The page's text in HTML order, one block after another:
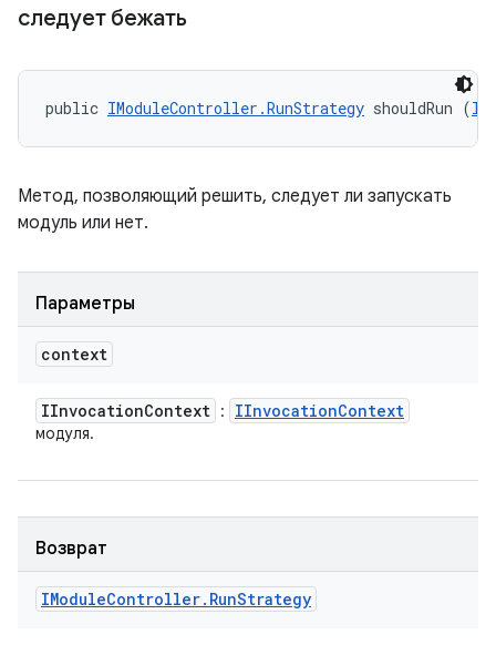
следует бежать
public IModuleController.RunStrategy shouldRun (
Метод, позволяющий решить, следует ли запускать
модуль или нет.
Параметры
context
IInvocationContext : IInvocationContext
модуля.
Возврат
IModuleController. RunStrategy